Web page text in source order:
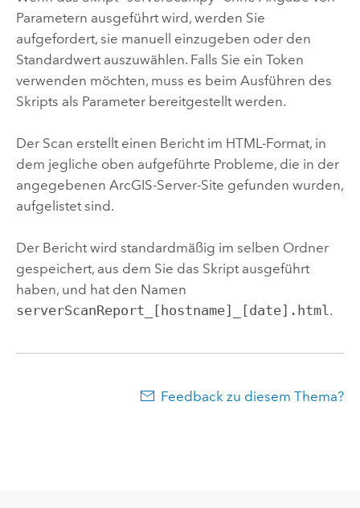
Parametern ausgeführt wird, werden Sie
aufgefordert, sie manuell einzugeben oder den
Standardwert auszuwählen. Falls Sie ein Token
verwenden möchten, muss es beim Ausführen des
Skripts als Parameter bereitgestellt werden.
Der Scan erstellt einen Bericht im HTML-Format, in
dem jegliche oben aufgeführte Probleme, die in der
angegebenen ArcGIS-Server-Site gefunden wurden,
aufgelistet sind.
Der Bericht wird standardmäßig im selben Ordner
gespeichert, aus dem Sie das Skript ausgeführt
haben, und hat den Namen
serverScanReport_[hostname]_[date].html.
Feedback zu diesem Thema?